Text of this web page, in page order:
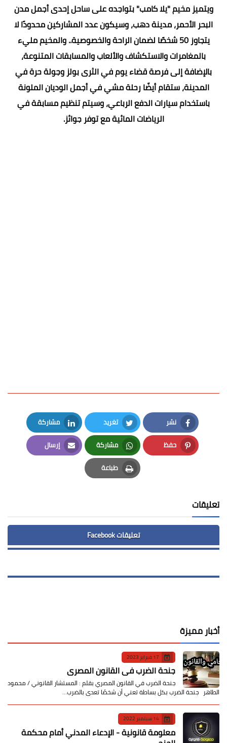
ويتميز مخيم "يلا كامب" بتواجده على ساحل إحدى أجمل مدن
البحر الأحمر، مدينة دهب، وسيكون عدد المشاركين محدودًا لا
يتجاوز 50 شخصًا لضمان الراحة والخصوصية.. والمخيم مليء
بالمغامرات والاستكشاف والألعاب والمسابقات المتنوعة،
بالإضافة إلى فرصة قضاء يوم في الثرى بولز وجولة حرة في
المدينة، ستقام أيضًا رحلة مشي في أجمل الوديان الملونة
باستخدام سيارات الدفع الرباعي، وسيتم تنظيم مسابقة في
الرياضات المائية مع توفر جوائز.
نشر
Facebook
تغريد
Twitter
مشاركة
LinkedIn
حفظ
Pinterest
مشاركة
Whatsapp
إرسال
Email
طباعة
Print
تعليقات
تعليقات Facebook
أخبار مميزة
17 فبراير 2023
جنحة الضرب في القانون المصري
جنحة الضرب في القانون المصري بقلم : المستشار القانوني / محمود
الطاهر جنحة الضرب بكل بساطة تعني أن شخصًا تعدى بالضرب…
14 سبتمبر 2022
معلومة قانونية - الإدعاء المدني أمام محكمة